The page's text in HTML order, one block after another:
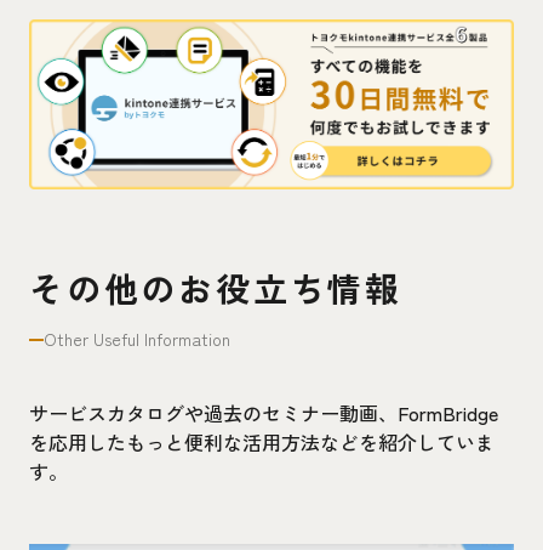
その他のお役立ち情報
Other Useful Information
サービスカタログや過去のセミナー動画、FormBridge
を応用したもっと便利な活用方法などを紹介していま
す。